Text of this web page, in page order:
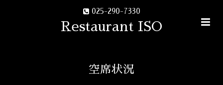
025-290-7330
Restaurant ISO
空席状況